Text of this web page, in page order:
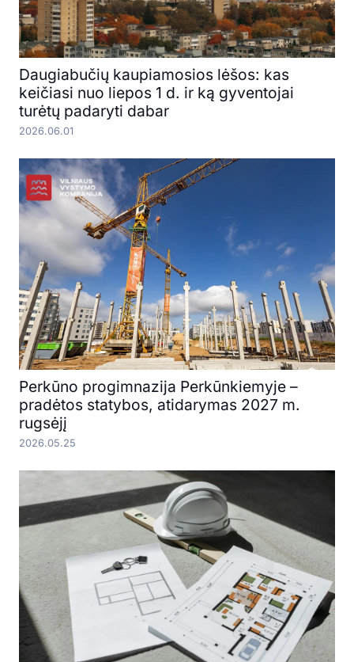
Daugiabučių kaupiamosios lėšos: kas
keičiasi nuo liepos 1 d. ir ką gyventojai
turėtų padaryti dabar
2026.06.01
Perkūno progimnazija Perkūnkiemyje –
pradėtos statybos, atidarymas 2027 m.
rugsėjį
2026.05.25